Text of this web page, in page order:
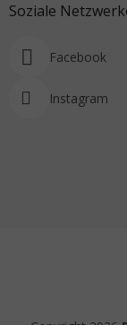
Soziale
Facebook
Instagram